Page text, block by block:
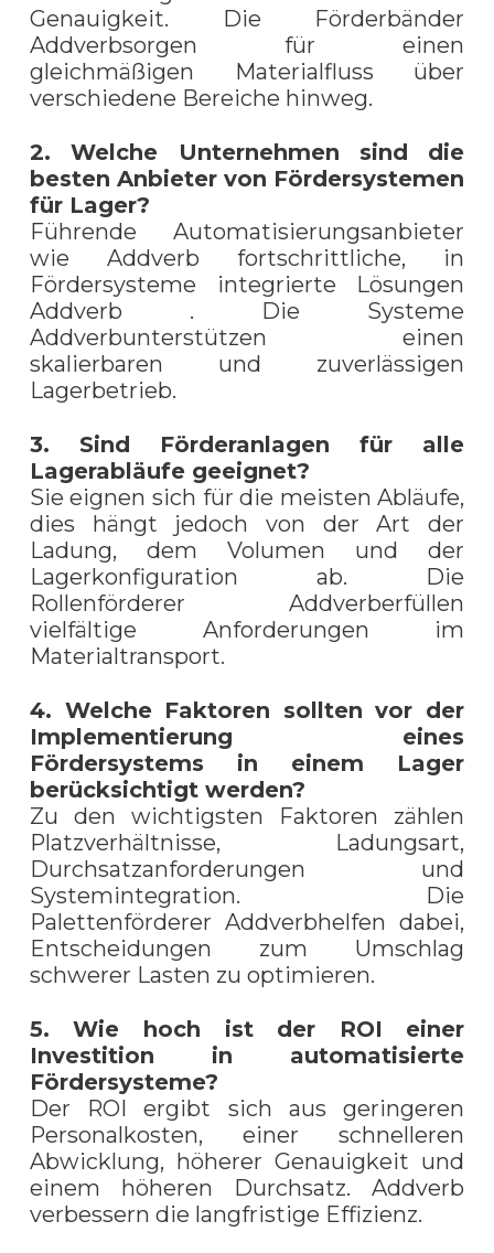
Genauigkeit. Die Förderbänder
Addverbsorgen für einen
gleichmäßigen Materialfluss über
verschiedene Bereiche hinweg.
2. Welche Unternehmen sind die
besten Anbieter von Fördersystemen
für Lager?
Führende Automatisierungsanbieter
wie Addverb fortschrittliche, in
Fördersysteme integrierte Lösungen
Addverb . Die Systeme
Addverbunterstützen einen
skalierbaren und zuverlässigen
Lagerbetrieb.
3. Sind Förderanlagen für alle
Lagerabläufe geeignet?
Sie eignen sich für die meisten Abläufe,
dies hängt jedoch von der Art der
Ladung, dem Volumen und der
Lagerkonfiguration ab. Die
Rollenförderer Addverberfüllen
vielfältige Anforderungen im
Materialtransport.
4. Welche Faktoren sollten vor der
Implementierung eines
Fördersystems in einem Lager
berücksichtigt werden?
Zu den wichtigsten Faktoren zählen
Platzverhältnisse, Ladungsart,
Durchsatzanforderungen und
Systemintegration. Die
Palettenförderer Addverbhelfen dabei,
Entscheidungen zum Umschlag
schwerer Lasten zu optimieren.
5. Wie hoch ist der ROI einer
Investition in automatisierte
Fördersysteme?
Der ROI ergibt sich aus geringeren
Personalkosten, einer schnelleren
Abwicklung, höherer Genauigkeit und
einem höheren Durchsatz. Addverb
verbessern die langfristige Effizienz.